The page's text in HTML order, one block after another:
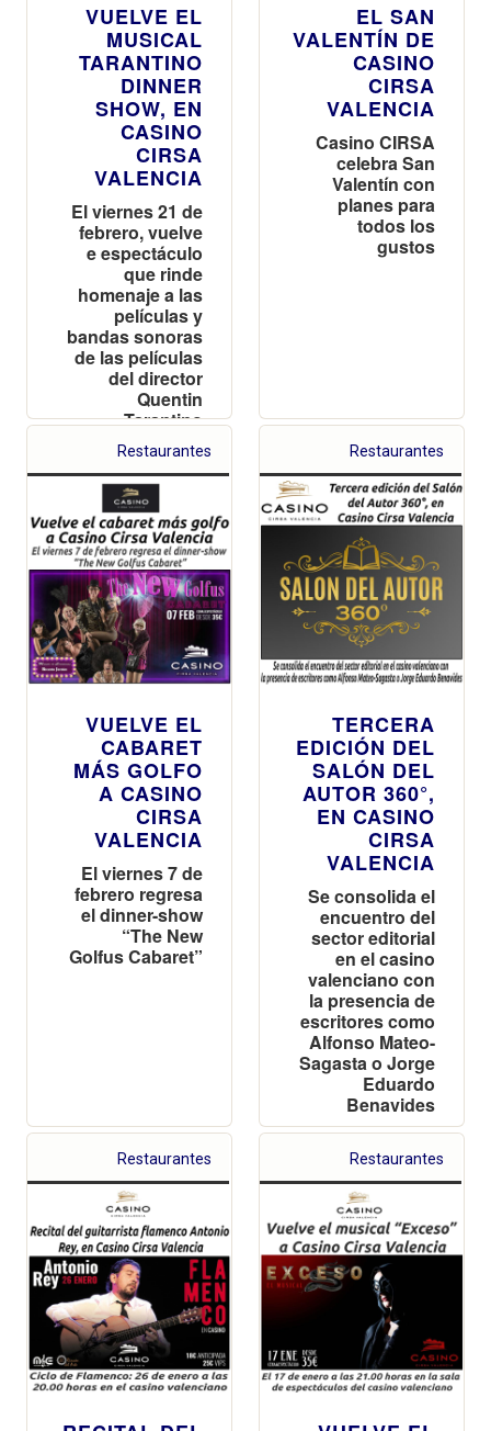
VUELVE EL
MUSICAL
TARANTINO
DINNER
SHOW, EN
CASINO
CIRSA
VALENCIA
El viernes 21 de
febrero, vuelve
e espectáculo
que rinde
homenaje a las
películas y
bandas sonoras
de las películas
del director
Quentin
Tarantino
EL SAN
VALENTÍN DE
CASINO
CIRSA
VALENCIA
Casino CIRSA
celebra San
Valentín con
planes para
todos los
gustos
Restaurantes
VUELVE EL
CABARET
MÁS GOLFO
A CASINO
CIRSA
VALENCIA
El viernes 7 de
febrero regresa
el dinner-show
“The New
Golfus Cabaret”
Restaurantes
TERCERA
EDICIÓN DEL
SALÓN DEL
AUTOR 360°,
EN CASINO
CIRSA
VALENCIA
Se consolida el
encuentro del
sector editorial
en el casino
valenciano con
la presencia de
escritores como
Alfonso Mateo-
Sagasta o Jorge
Eduardo
Benavides
Restaurantes Restaurantes